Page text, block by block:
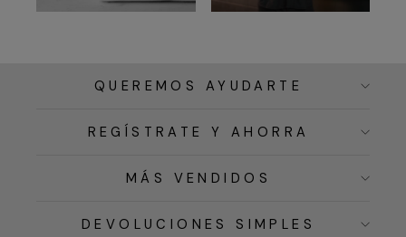
QUEREMOS AYUDARTE
REGÍSTRATE Y AHORRA
MÁS VENDIDOS
DEVOLUCIONES SIMPLES